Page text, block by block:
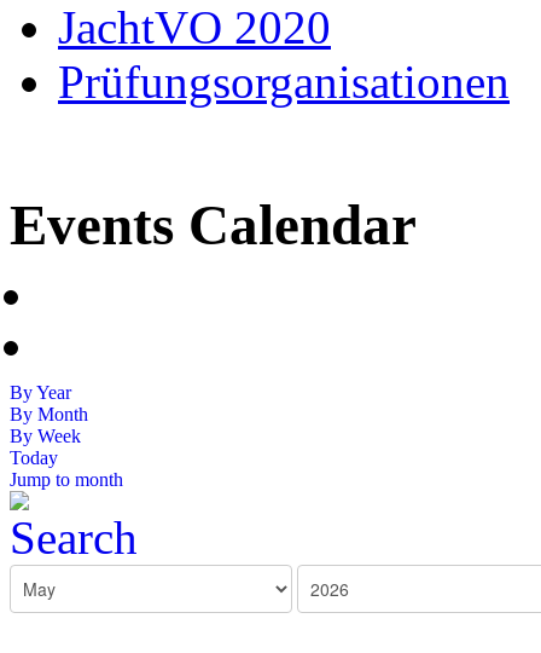
JachtVO 2020
Prüfungsorganisationen
Events Calendar
By Year
By Month
By Week
Today
Jump to month